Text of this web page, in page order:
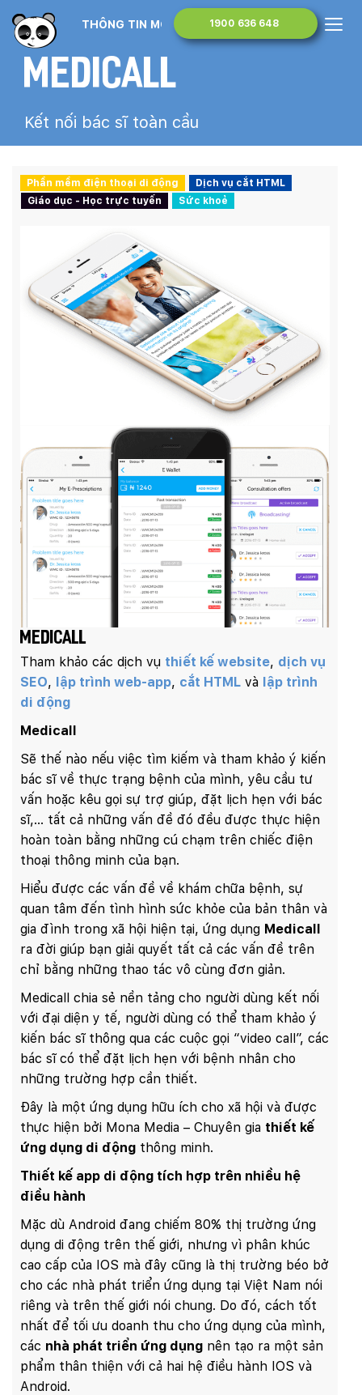
1900 636 648
THÔNG TIN MONA MEDIA
Medicall
Kết nối bác sĩ toàn cầu
Phần mềm điện thoại di động
Dịch vụ cắt HTML
Giáo dục - Học trực tuyến
Sức khoẻ
Medicall
Tham khảo các dịch vụ thiết kế website, dịch vụ
SEO, lập trình web-app, cắt HTML và lập trình
di động
Medicall
Sẽ thế nào nếu việc tìm kiếm và tham khảo ý kiến
bác sĩ về thực trạng bệnh của mình, yêu cầu tư
vấn hoặc kêu gọi sự trợ giúp, đặt lịch hẹn với bác
sĩ,… tất cả những vấn đề đó đều được thực hiện
hoàn toàn bằng những cú chạm trên chiếc điện
thoại thông minh của bạn.
Hiểu được các vấn đề về khám chữa bệnh, sự
quan tâm đến tình hình sức khỏe của bản thân và
gia đình trong xã hội hiện tại, ứng dụng Medicall
ra đời giúp bạn giải quyết tất cả các vấn đề trên
chỉ bằng những thao tác vô cùng đơn giản.
Medicall chia sẻ nền tảng cho người dùng kết nối
với đại diện y tế, người dùng có thể tham khảo ý
kiến bác sĩ thông qua các cuộc gọi “video call”, các
bác sĩ có thể đặt lịch hẹn với bệnh nhân cho
những trường hợp cần thiết.
Đây là một ứng dụng hữu ích cho xã hội và được
thực hiện bởi Mona Media – Chuyên gia thiết kế
ứng dụng di động thông minh.
Thiết kế app di động tích hợp trên nhiều hệ
điều hành
Mặc dù Android đang chiếm 80% thị trường ứng
dụng di động trên thế giới, nhưng vì phân khúc
cao cấp của IOS mà đây cũng là thị trường béo bở
cho các nhà phát triển ứng dụng tại Việt Nam nói
riêng và trên thế giới nói chung. Do đó, cách tốt
nhất để tối ưu doanh thu cho ứng dụng của mình,
các nhà phát triển ứng dụng nên tạo ra một sản
phẩm thân thiện với cả hai hệ điều hành IOS và
Android.